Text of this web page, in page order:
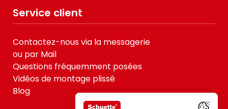
Service client
Contactez-nous via la messagerie
ou par Mail
Questions fréquemment posées
Vidéos de montage plissé
Blog